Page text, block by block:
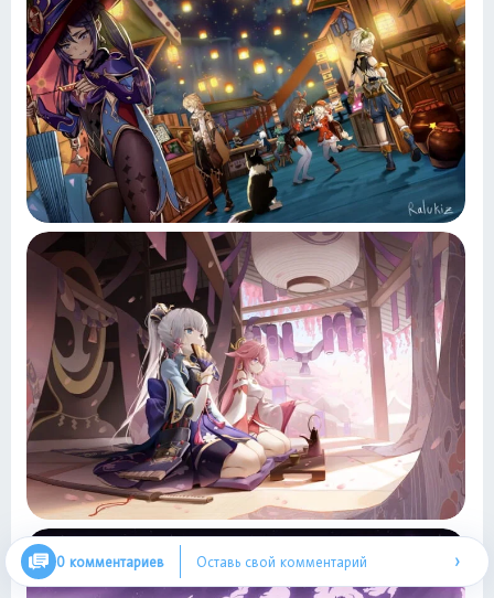
0 комментариев Оставь свой комментарий ›